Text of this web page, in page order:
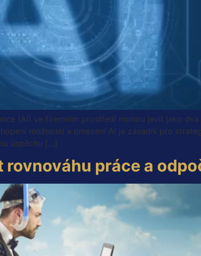
(AI) ve firemním prostředí mohou jevit jako
možností a omezení AI je zásadní pro
úspěchu […]
rovnováhu práce a